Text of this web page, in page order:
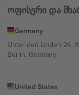
ოფისერი და
Germany
Unter den Linden 24,
Berlin, Germany
United States